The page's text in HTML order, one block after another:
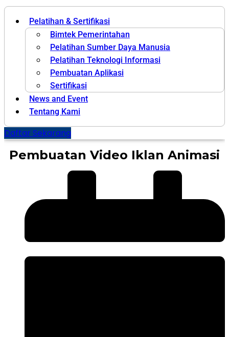
Pelatihan & Sertifikasi
Bimtek Pemerintahan
Pelatihan Sumber Daya Manusia
Pelatihan Teknologi Informasi
Pembuatan Aplikasi
Sertifikasi
News and Event
Tentang Kami
Daftar Sekarang
Pembuatan Video Iklan Animasi